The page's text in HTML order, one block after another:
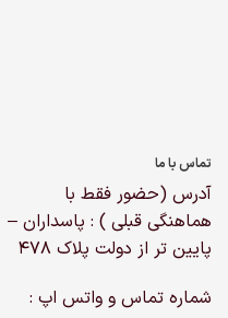
تماس با ما
آدرس (حضور فقط با
هماهنگی قبلی ) : پاسداران –
پایین تر از دولت پلاک ۴۷۸
شماره تماس و واتس اپ :